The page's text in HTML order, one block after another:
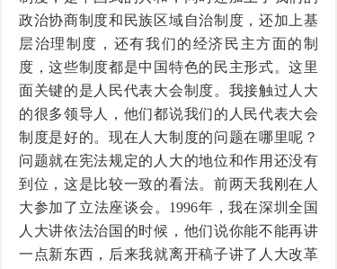
政治协商制度和民族区域自治制度，还加上基
层治理制度，还有我们的经济民主方面的制
度，这些制度都是中国特色的民主形式。这里
面关键的是人民代表大会制度。我接触过人大
的很多领导人，他们都说我们的人民代表大会
制度是好的。现在人大制度的问题在哪里呢？
问题就在宪法规定的人大的地位和作用还没有
到位，这是比较一致的看法。前两天我刚在人
大参加了立法座谈会。1996年，我在深圳全国
人大讲依法治国的时候，他们说你能不能再讲
一点新东西，后来我就离开稿子讲了人大改革